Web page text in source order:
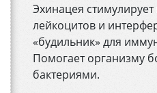
Эхинацея
лейкоцитов и
«будильник» для
Помогает организму
бактериями.